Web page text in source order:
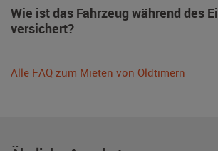
Wie ist das Fahrzeug während des
versichert?
Alle FAQ zum Mieten von Oldtimern